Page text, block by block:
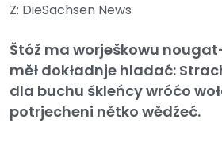
Z: DieSachsen News
Štóž ma worješkowu
měł dokładnje hladać:
dla buchu škleńcy wróćo
potrjecheni nětko wědźeć.